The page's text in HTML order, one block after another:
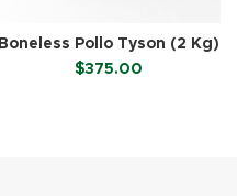
Boneless Pollo Tyson (2 Kg)
$375.00